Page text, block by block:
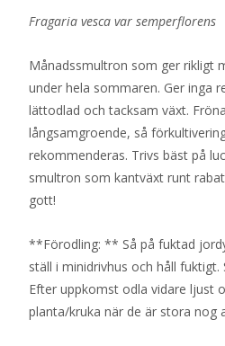
Fragaria vesca var semperflorens
Månadssmultron som ger rikligt
under hela sommaren. Ger inga
lättodlad och tacksam växt.
långsamgroende, så
rekommenderas. Trivs bäst på
smultron som kantväxt runt
gott!
**Förodling: ** Så på fuktad
ställ i minidrivhus och håll
Efter uppkomst odla vidare ljust
planta/kruka när de är stora nog